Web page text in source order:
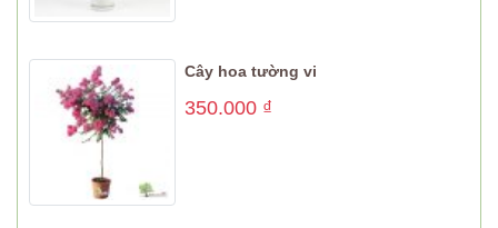
Cây hoa tường vi
350.000 ₫